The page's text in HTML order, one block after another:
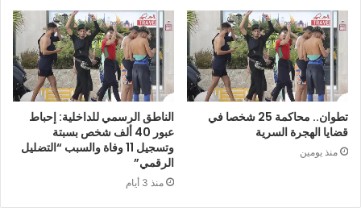
تطوان.. محاكمة 25 شخصا في
قضايا الهجرة السرية
منذ يومين
الناطق الرسمي للداخلية: إحباط
عبور 40 ألف شخص بسبتة
وتسجيل 11 وفاة والسبب “التضليل
الرقمي”
منذ 3 أيام